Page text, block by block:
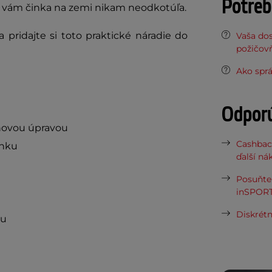
činka na zemi nikam neodkotúľa.
pridajte si toto praktické náradie do
úpravou
Vaša
Ako
ďalší